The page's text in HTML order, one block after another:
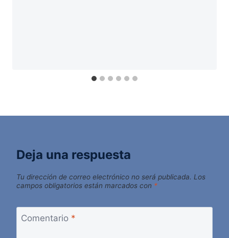
Deja una respuesta
Tu dirección de correo electrónico no será publicada. Los
campos obligatorios están marcados con *
Comentario *